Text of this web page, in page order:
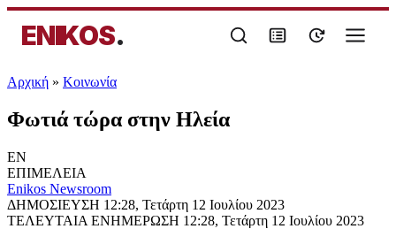
ENIKOS.
Αρχική » Κοινωνία
Φωτιά τώρα στην Ηλεία
EN
ΕΠΙΜΕΛΕΙΑ
Enikos Newsroom
ΔΗΜΟΣΙΕΥΣΗ 12:28, Τετάρτη 12 Ιουλίου 2023
ΤΕΛΕΥΤΑΙΑ ΕΝΗΜΕΡΩΣΗ 12:28, Τετάρτη 12 Ιουλίου 2023